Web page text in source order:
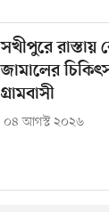
সখীপুরে রাস্তায়
জামালের
গ্রামবাসী
০৪ আগস্ট ২০২৬